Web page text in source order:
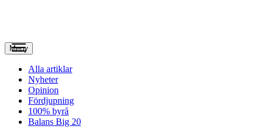
Meny
Alla artiklar
Nyheter
Opinion
Fördjupning
100% byrå
Balans Big 20